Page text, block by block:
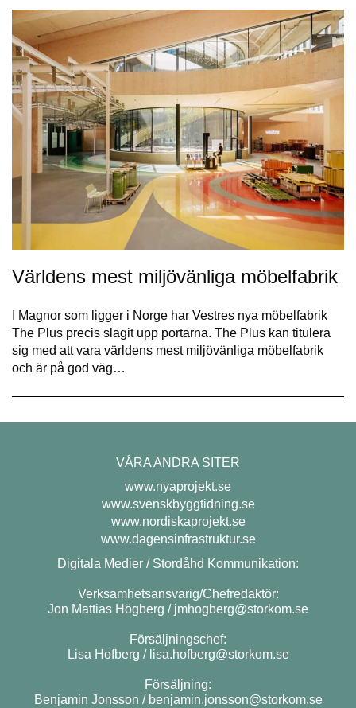
Världens mest miljövänliga möbelfabrik
I Magnor som ligger i Norge har Vestres nya möbelfabrik
The Plus precis slagit upp portarna. The Plus kan titulera
sig med att vara världens mest miljövänliga möbelfabrik
och är på god väg…
VÅRA ANDRA SITER
www.nyaprojekt.se
www.svenskbyggtidning.se
www.nordiskaprojekt.se
www.dagensinfrastruktur.se
Digitala Medier / Stordåhd Kommunikation:
Verksamhetsansvarig/Chefredaktör:
Jon Mattias Högberg / jmhogberg@storkom.se
Försäljningschef:
Lisa Hofberg / lisa.hofberg@storkom.se
Försäljning:
Benjamin Jonsson / benjamin.jonsson@storkom.se